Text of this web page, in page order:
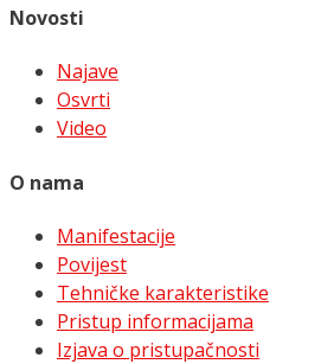
Novosti
Najave
Osvrti
Video
O nama
Manifestacije
Povijest
Tehničke karakteristike
Pristup informacijama
Izjava o pristupačnosti